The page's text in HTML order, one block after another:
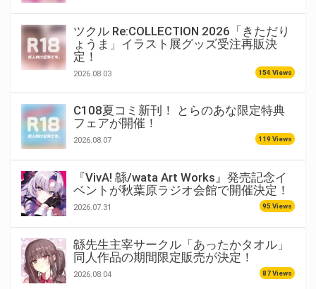
ツクル Re:COLLECTION 2026「きただり
ょうま」イラスト展グッズ受注再販決
定！
2026.08.03 154 Views
C108夏コミ新刊！ とらのあな限定特典
フェアが開催！
2026.08.07 119 Views
『VivA! 緜/wata Art Works』発売記念イ
ベントが秋葉原ラジオ会館で開催決定！
2026.07.31 95 Views
緜先生主宰サークル「あったかタオル」
同人作品の期間限定販売が決定！
2026.08.04 87 Views